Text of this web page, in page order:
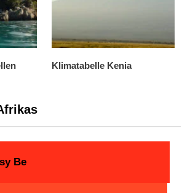
Klimatabelle Kenia
Be